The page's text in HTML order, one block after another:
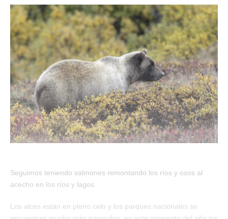
Seguimos teniendo salmones remontando los ríos y osos al
acecho en los ríos y lagos.
Los alces están en pleno celo y los parques nacionales se